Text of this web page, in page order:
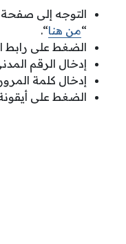
التوجه إلى صفحة
“من هنا“.
الضغط على رابط
إدخال الرقم
إدخال كلمة
الضغط على